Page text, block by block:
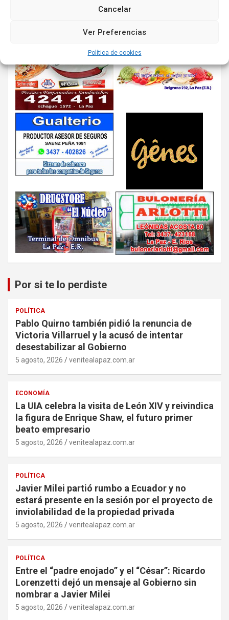
Cancelar
Ver Preferencias
Política de cookies
Por si te lo perdiste
POLÍTICA
Pablo Quirno también pidió la renuncia de
Victoria Villarruel y la acusó de intentar
desestabilizar al Gobierno
5 agosto, 2026 venitealapaz.com.ar
ECONOMÍA
La UIA celebra la visita de León XIV y reivindica
la figura de Enrique Shaw, el futuro primer
beato empresario
5 agosto, 2026 venitealapaz.com.ar
POLÍTICA
Javier Milei partió rumbo a Ecuador y no
estará presente en la sesión por el proyecto de
inviolabilidad de la propiedad privada
5 agosto, 2026 venitealapaz.com.ar
POLÍTICA
Entre el “padre enojado” y el “César”: Ricardo
Lorenzetti dejó un mensaje al Gobierno sin
nombrar a Javier Milei
5 agosto, 2026 venitealapaz.com.ar